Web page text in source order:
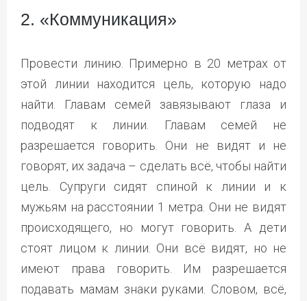
2. «Коммуникация»
Провести линию. Примерно в 20 метрах от
этой линии находится цель, которую надо
найти. Главам семей завязывают глаза и
подводят к линии. Главам семей не
разрешается говорить. Они не видят и не
говорят, их задача – сделать всё, чтобы найти
цель. Супруги сидят спиной к линии и к
мужьям на расстоянии 1 метра. Они не видят
происходящего, но могут говорить. А дети
стоят лицом к линии. Они всё видят, но не
имеют права говорить. Им разрешается
подавать мамам знаки руками. Словом, всё,